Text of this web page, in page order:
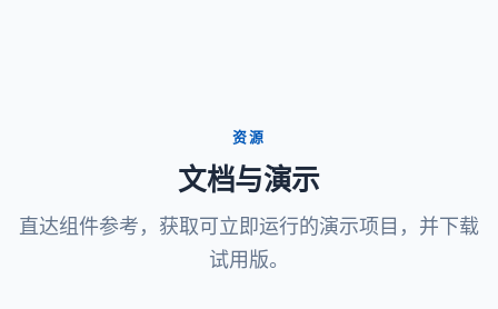
资源
文档与演示
直达组件参考，获取可立即运行的演示项目，并下载
试用版。